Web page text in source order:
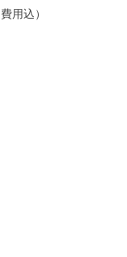
用込）